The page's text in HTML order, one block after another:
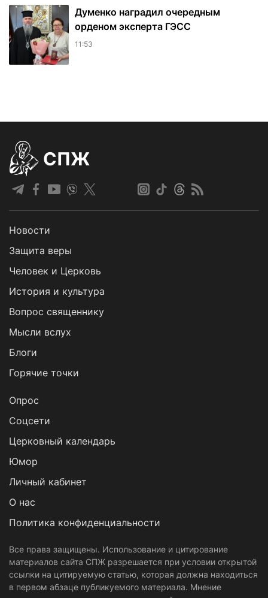
Думенко наградил очередным
орденом эксперта ГЭСС
11:53
СПЖ
Новости
Защита веры
Человек и Церковь
История и культура
Вопрос священнику
Мысли вслух
Блоги
Горячие точки
Опрос
Cоцсети
Церковный календарь
Юмор
Личный кабинет
О нас
Политика конфиденциальности
Все права защищены. Использование и цитирование
материалов сайта СПЖ разрешается при условии открытой
ссылки на цитируемую статью, которая должна находиться
в первом абзаце публикуемого материала. Мнение